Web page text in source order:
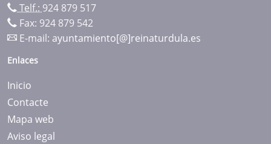
Telf.: 924 879 517
Fax: 924 879 542
E-mail: ayuntamiento[@]reinaturdula.es
Enlaces
Inicio
Contacte
Mapa web
Aviso legal